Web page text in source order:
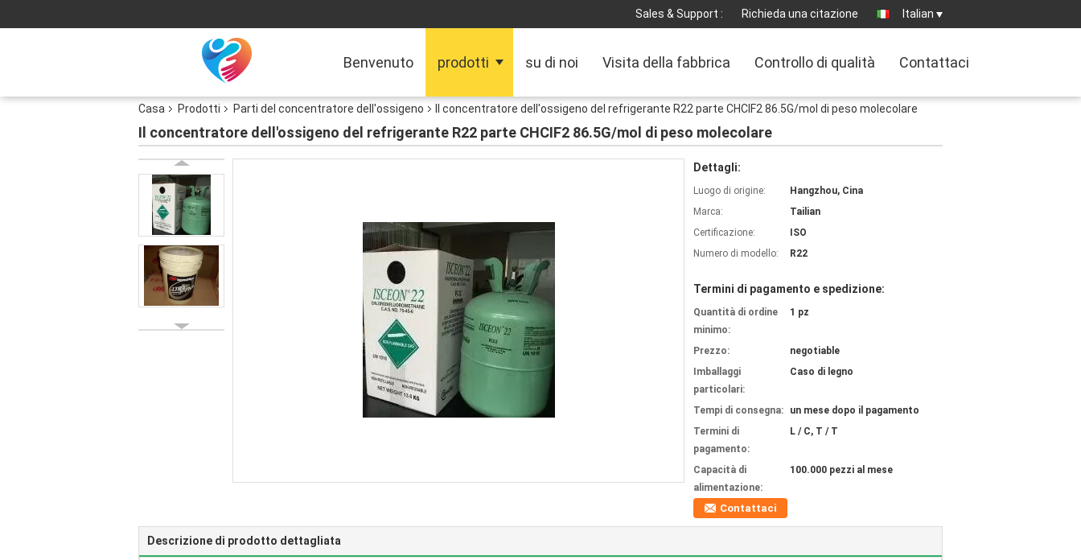
Sales & Support : Richieda una citazione Italian
Benvenuto prodotti su di noi Visita della fabbrica Controllo di qualità Contattaci
Casa Prodotti Parti del concentratore dell'ossigeno Il concentratore dell'ossigeno del refrigerante R22 parte CHCIF2 86.5G/mol di peso molecolare
Il concentratore dell'ossigeno del refrigerante R22 parte CHCIF2 86.5G/mol di peso molecolare
Dettagli:
Luogo di origine:
Hangzhou, Cina
Marca:
Tailian
Certificazione:
ISO
Numero di modello:
R22
Termini di pagamento e spedizione:
Quantità di ordine
minimo:
1 pz
Prezzo:
negotiable
Imballaggi
particolari:
Caso di legno
Tempi di consegna:
un mese dopo il pagamento
Termini di
pagamento:
L / C, T / T
Capacità di
alimentazione:
100.000 pezzi al mese
Contattaci
Descrizione di prodotto dettagliata